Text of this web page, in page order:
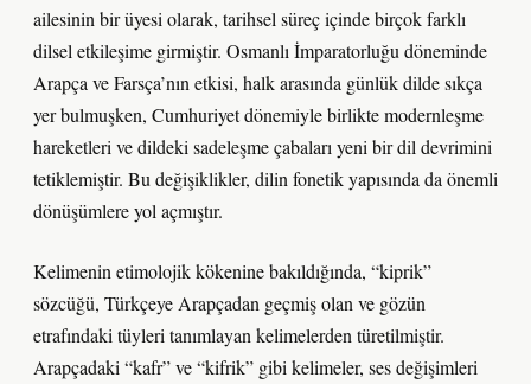
ailesinin bir üyesi olarak, tarihsel süreç içinde birçok farklı
dilsel etkileşime girmiştir. Osmanlı İmparatorluğu döneminde
Arapça ve Farsça’nın etkisi, halk arasında günlük dilde sıkça
yer bulmuşken, Cumhuriyet dönemiyle birlikte modernleşme
hareketleri ve dildeki sadeleşme çabaları yeni bir dil devrimini
tetiklemiştir. Bu değişiklikler, dilin fonetik yapısında da önemli
dönüşümlere yol açmıştır.
Kelimenin etimolojik kökenine bakıldığında, “kiprik”
sözcüğü, Türkçeye Arapçadan geçmiş olan ve gözün
etrafındaki tüyleri tanımlayan kelimelerden türetilmiştir.
Arapçadaki “kafr” ve “kifrik” gibi kelimeler, ses değişimleri